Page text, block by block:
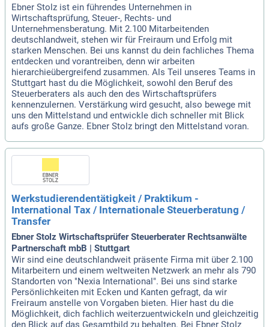
Ebner Stolz ist ein führendes Unternehmen in
Wirtschaftsprüfung, Steuer-, Rechts- und
Unternehmensberatung. Mit 2.100 Mitarbeitenden
deutschlandweit, stehen wir für Freiraum und Erfolg mit
starken Menschen. Bei uns kannst du dein fachliches Thema
entdecken und vorantreiben, denn wir arbeiten
hierarchieübergreifend zusammen. Als Teil unseres Teams in
Stuttgart hast du die Möglichkeit, sowohl den Beruf des
Steuerberaters als auch den des Wirtschaftsprüfers
kennenzulernen. Verstärkung wird gesucht, also bewege mit
uns den Mittelstand und entwickle dich schneller mit Blick
aufs große Ganze. Ebner Stolz bringt den Mittelstand voran.
Werkstudierendentätigkeit / Praktikum -
International Tax / Internationale Steuerberatung /
Transfer
Ebner Stolz Wirtschaftsprüfer Steuerberater Rechtsanwälte
Partnerschaft mbB | Stuttgart
Wir sind eine deutschlandweit präsente Firma mit über 2.100
Mitarbeitern und einem weltweiten Netzwerk an mehr als 790
Standorten von "Nexia International". Bei uns sind starke
Persönlichkeiten mit Ecken und Kanten gefragt, da wir
Freiraum anstelle von Vorgaben bieten. Hier hast du die
Möglichkeit, dich fachlich weiterzuentwickeln und gleichzeitig
den Blick auf das Gesamtbild zu behalten. Bei Ebner Stolz